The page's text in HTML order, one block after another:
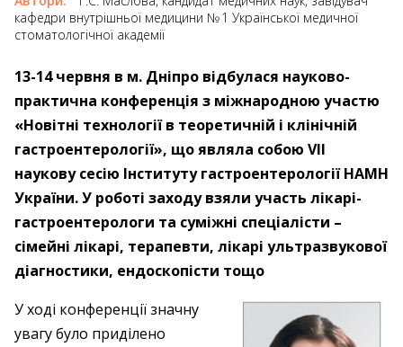
кафедри внутрішньої медицини № 1 Української медичної
стоматологічної академії
13-14 червня в м. Дніпро відбулася науково-
практична конференція з міжнародною участю
«Новітні технології в теоретичній і клінічній
гастроентерології», що являла собою VII
наукову сесію Інституту гастроентерології НАМН
України. У роботі заходу взяли участь лікарі-
гастроентерологи та суміжні спеціалісти –
сімейні лікарі, терапевти, лікарі ультразвукової
діагностики, ендоскопісти тощо
У ході конференції значну
увагу було приділено